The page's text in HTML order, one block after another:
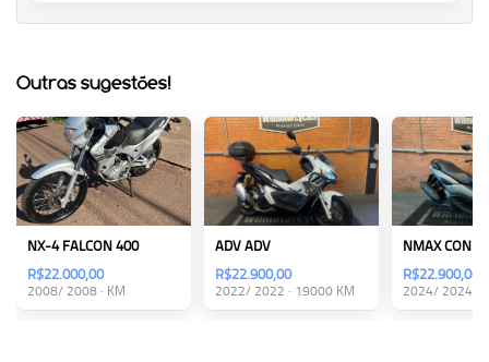
Outras sugestões!
NX-4 FALCON 400
R$22.000,00
2008/ 2008 · KM
ADV ADV
R$22.900,00
2022/ 2022 · 19000 KM
R$22.900,00
2024/ 2024 ·